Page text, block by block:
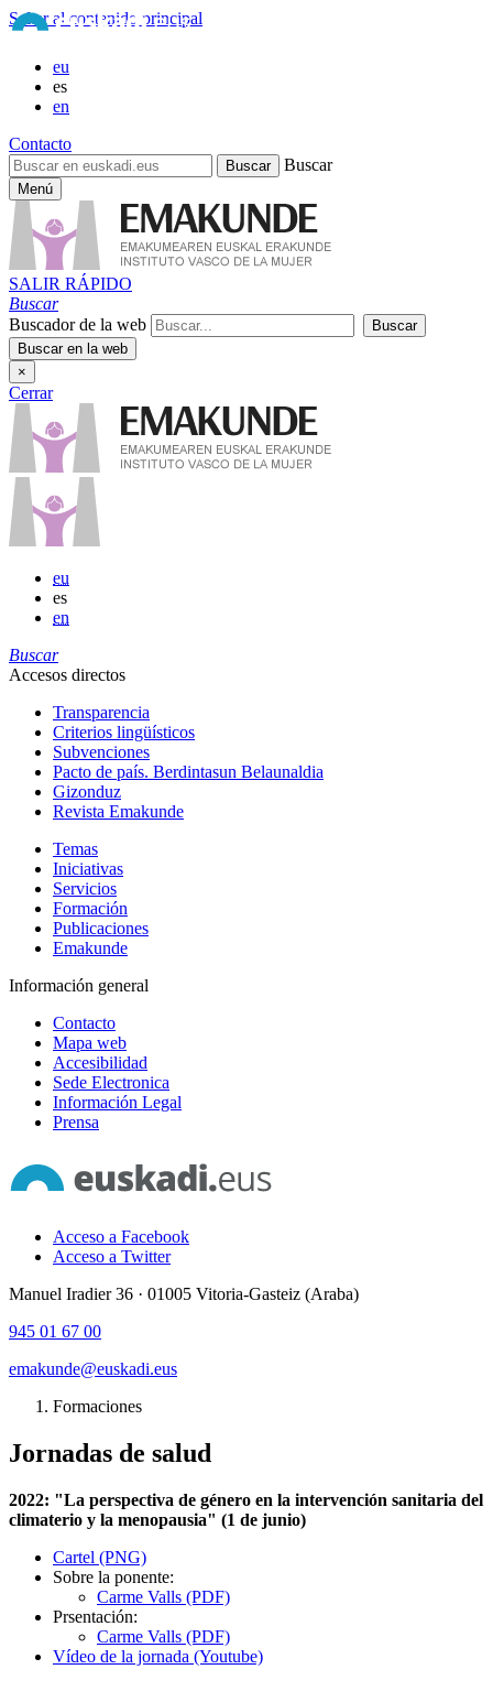
Saltar al contenido principal
eu
es
en
Contacto
Buscar
Menú
SALIR RÁPIDO
Buscar
Buscador de la web
×
Cerrar
eu
es
en
Buscar
Accesos directos
Transparencia
Criterios lingüísticos
Subvenciones
Pacto de país. Berdintasun Belaunaldia
Gizonduz
Revista Emakunde
Temas
Iniciativas
Servicios
Formación
Publicaciones
Emakunde
Información general
Contacto
Mapa web
Accesibilidad
Sede Electronica
Información Legal
Prensa
Acceso a Facebook
Acceso a Twitter
Manuel Iradier 36 · 01005 Vitoria-Gasteiz (Araba)
945 01 67 00
emakunde@euskadi.eus
Formaciones
Jornadas de salud
2022: "La perspectiva de género en la intervención sanitaria del
climaterio y la menopausia" (1 de junio)
Cartel (PNG)
Sobre la ponente:
Carme Valls (PDF)
Prsentación:
Carme Valls (PDF)
Vídeo de la jornada (Youtube)